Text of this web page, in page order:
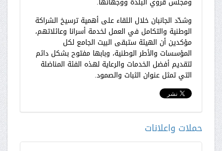
وشدّد الجانبان خلال اللقاء على أهمية ترسيخ الشراكة
الوطنية والتكامل في العمل لخدمة أسرانا وعائلاتهم،
مؤكدين أن الهيئة ستبقى البيت الجامع لكل
المؤسسات والأطر الوطنية، وبابها مفتوح بشكل دائم
لتقديم أفضل الخدمات والرعاية لهذه الفئة المناضلة
التي تمثل عنوان الثبات والصمود.
حملات واعلانات